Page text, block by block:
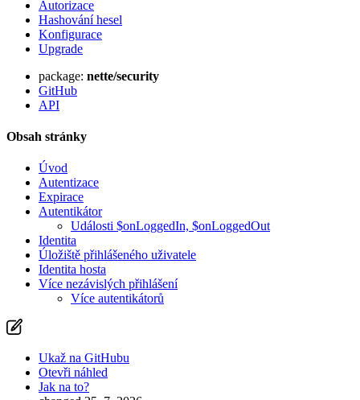
Autorizace
Hashování hesel
Konfigurace
Upgrade
package: nette/security
GitHub
API
Obsah stránky
Úvod
Autentizace
Expirace
Autentikátor
Události $onLoggedIn, $onLoggedOut
Identita
Úložiště přihlášeného uživatele
Identita hosta
Více nezávislých přihlášení
Více autentikátorů
Ukaž na GitHubu
Otevři náhled
Jak na to?